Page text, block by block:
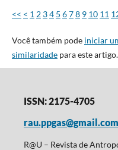
<< < 1 2 34 5 678 9 10 11
Você também pode iniciar
similaridadepara este artigo.
ISSN: 2175-4705
rau.ppgas@gmail.com
R@U – Revista de